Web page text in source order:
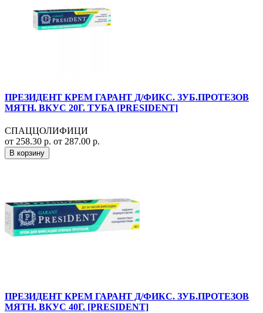
ПРЕЗИДЕНТ КРЕМ ГАРАНТ Д/ФИКС. ЗУБ.ПРОТЕЗОВ
МЯТН. ВКУС 20Г. ТУБА [PRESIDENT]
СПАЦЦОЛИФИЦИ
от 258.30 р. от 287.00 р.
В корзину
ПРЕЗИДЕНТ КРЕМ ГАРАНТ Д/ФИКС. ЗУБ.ПРОТЕЗОВ
МЯТН. ВКУС 40Г. [PRESIDENT]